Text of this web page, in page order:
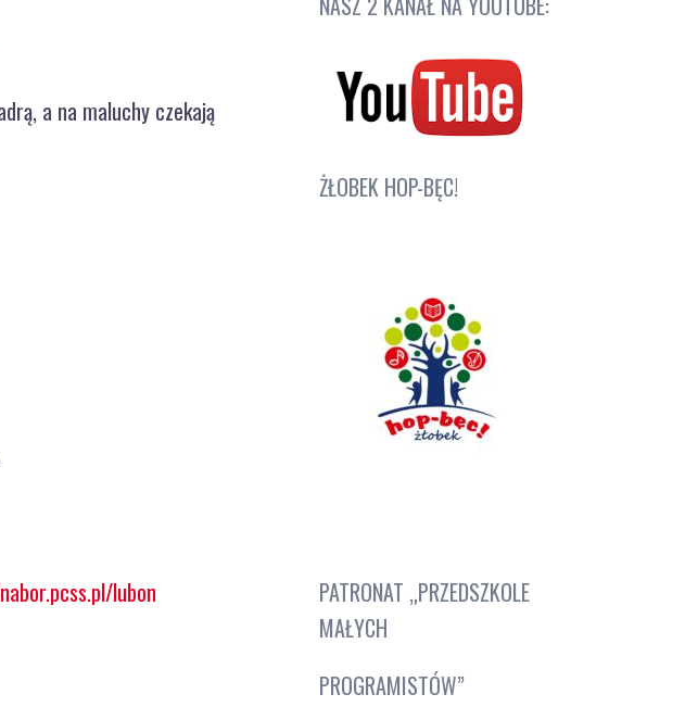
a na maluchy czekają
lubon
ŻŁOBEK HOP-BĘC!
PATRONAT „PRZEDSZKOLE
MAŁYCH
PROGRAMISTÓW”